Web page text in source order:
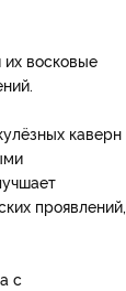
их восковые
каверн
проявлений,
с